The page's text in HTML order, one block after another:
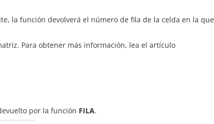
la función devolverá el número de fila de la celda en la
Para obtener más información, lea el artículo
por la función FILA.